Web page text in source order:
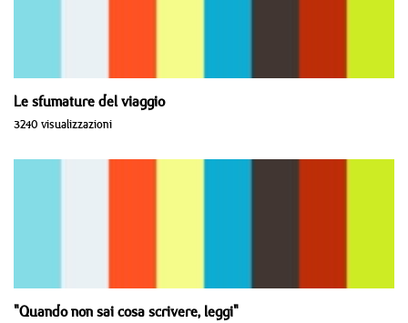
Le sfumature del viaggio
3240 visualizzazioni
"Quando non sai cosa scrivere, leggi"